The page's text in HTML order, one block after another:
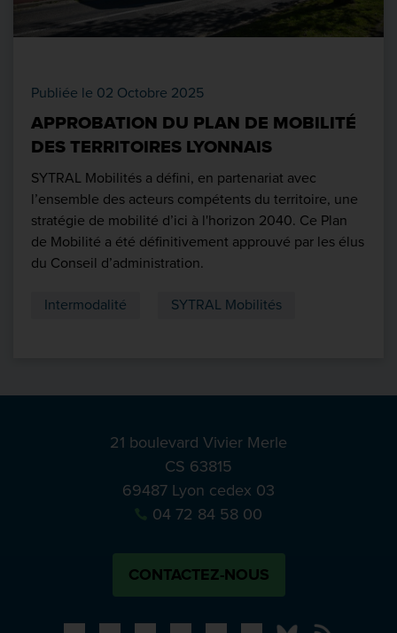
Publiée le 02 Octobre 2025
APPROBATION DU PLAN DE MOBILITÉ
DES TERRITOIRES LYONNAIS
SYTRAL Mobilités a défini, en partenariat avec
l’ensemble des acteurs compétents du territoire, une
stratégie de mobilité d’ici à l'horizon 2040. Ce Plan
de Mobilité a été définitivement approuvé par les élus
du Conseil d’administration.
Intermodalité SYTRAL Mobilités
21 boulevard Vivier Merle
CS 63815
69487 Lyon cedex 03
04 72 84 58 00
CONTACTEZ-NOUS